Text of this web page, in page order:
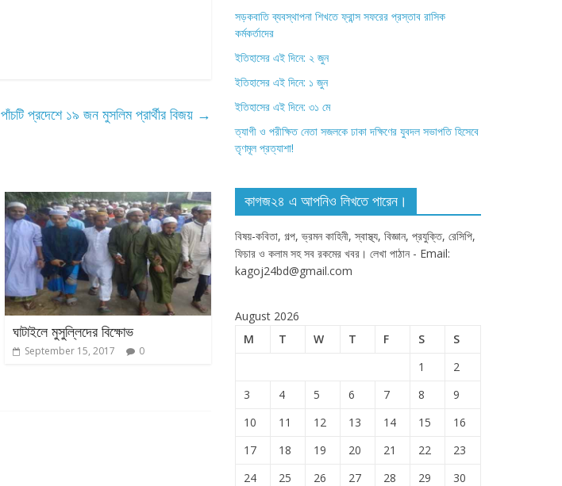
পাঁচটি প্রদেশে ১৯ জন মুসলিম প্রার্থীর বিজয় →
ঘাটাইলে মুসুল্লিদের বিক্ষোভ
September 15, 2017 0
সড়কবাতি ব্যবস্থাপনা শিখতে ফ্রান্স সফরের প্রস্তাব রাসিক
কর্মকর্তাদের
ইতিহাসের এই দিনে: ২ জুন
ইতিহাসের এই দিনে: ১ জুন
ইতিহাসের এই দিনে: ৩১ মে
ত্যাগী ও পরীক্ষিত নেতা সজলকে ঢাকা দক্ষিণের যুবদল সভাপতি হিসেবে
তৃণমূল প্রত্যাশা!
কাগজ২৪ এ আপনিও লিখতে পারেন।
বিষয়-কবিতা, গল্প, ভ্রমন কাহিনী, স্বাস্থ্য, বিজ্ঞান, প্রযুক্তি, রেসিপি,
ফিচার ও কলাম সহ সব রকমের খবর। লেখা পাঠান - Email:
kagoj24bd@gmail.com
August 2026
M
T W T F S S
1
2
3
4 5 6 7 8
9
10
11 12 13 14 15
16
17
18 19 20 21 22
23
24
25 26 27 28 29
30